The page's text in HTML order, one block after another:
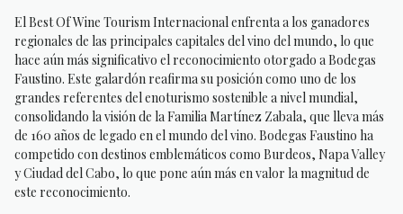
El Best Of Wine Tourism Internacional enfrenta a los ganadores
regionales de las principales capitales del vino del mundo, lo que
hace aún más significativo el reconocimiento otorgado a Bodegas
Faustino. Este galardón reafirma su posición como uno de los
grandes referentes del enoturismo sostenible a nivel mundial,
consolidando la visión de la Familia Martínez Zabala, que lleva más
de 160 años de legado en el mundo del vino. Bodegas Faustino ha
competido con destinos emblemáticos como Burdeos, Napa Valley
y Ciudad del Cabo, lo que pone aún más en valor la magnitud de
este reconocimiento.